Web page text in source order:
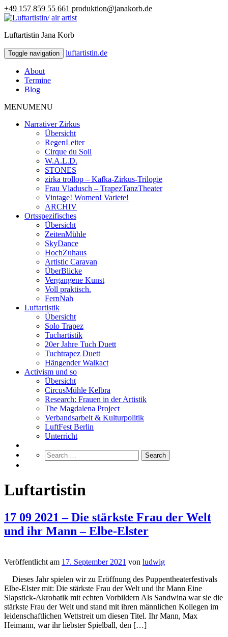
+49 157 859 55 661 produktion@janakorb.de
luftartistin.de
Luftartistin Jana Korb
Toggle navigation luftartistin.de
About
Termine
Blog
MENUMENU
Narrativer Zirkus
Übersicht
RegenLeiter
Cirque du Soil
W.A.L.D.
STONES
zirka trollop – Kafka-Zirkus-Trilogie
Frau Vladusch – TrapezTanzTheater
Vintage! Women! Variete!
ARCHIV
Ortsspezifisches
Übersicht
ZeitenMühle
SkyDance
HochZuhaus
Artistic Caravan
ÜberBlicke
Vergangene Kunst
Voll praktisch.
FernNah
Luftartistik
Übersicht
Solo Trapez
Tuchartistik
20er Jahre Tuch Duett
Tuchtrapez Duett
Hängender Walkact
Activism und so
Übersicht
CircusMühle Kelbra
Research: Frauen in der Artistik
The Magdalena Project
Verbandsarbeit & Kulturpolitik
LuftFest Berlin
Unterricht
Luftartistin
17 09 2021 – Die stärkste Frau der Welt
und ihr Mann – Elbe-Elster
Veröffentlicht am 17. September 2021 von ludwig
Dieses Jahr spielen wir zu Eröffnung des Puppentheaterfestivals
Elbe-Elster mit: Die stärkste Frau der Welt und ihr Mann Eine
Slapstick-Akrobatik mit echten Vorbildern Als Sandwina war sie die
stärkste Frau der Welt und stand mit ihren männlichen Kollegen im
leidenschaftlichen Wettstreit um diesen Titel. Ihr Mann, Max
Heimann, war ihr liebster Spielball, den […]